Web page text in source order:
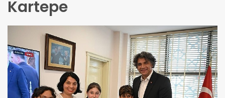
Kartepe